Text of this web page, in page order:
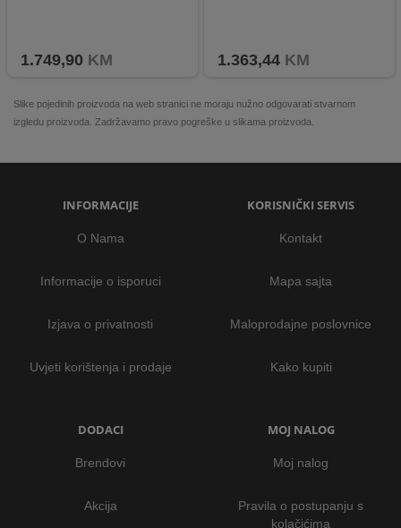
1.749,90 KM 1.363,44KM
Slike pojedinih proizvoda na web stranici ne moraju nužno odgovarati stvarnom
izgledu proizvoda. Zadržavamo pravo pogreške u slikama proizvoda.
INFORMACIJE
O Nama
Informacije o isporuci
Izjava o privatnosti
Uvjeti korištenja i prodaje
KORISNIČKI SERVIS
Kontakt
Mapa sajta
Maloprodajne poslovnice
Kako kupiti
DODACI
Brendovi
Akcija
MOJ NALOG
Moj nalog
Pravila o postupanju s
kolačićima